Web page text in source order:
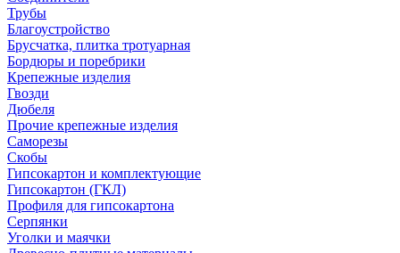
Трубы
Благоустройство
Брусчатка, плитка тротуарная
Бордюры и поребрики
Крепежные изделия
Гвозди
Дюбеля
Прочие крепежные изделия
Саморезы
Скобы
Гипсокартон и комплектующие
Гипсокартон (ГКЛ)
Профиля для гипсокартона
Серпянки
Уголки и маячки